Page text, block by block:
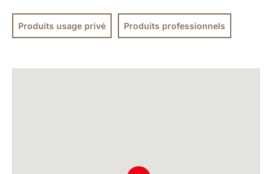
Produits usage privé Produits professionnels